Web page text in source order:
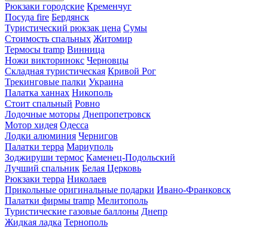
Рюкзаки городские Кременчуг
Посуда fire Бердянск
Туристический рюкзак цена Сумы
Стоимость спальных Житомир
Термосы tramp Винница
Ножи викторинокс Черновцы
Складная туристическая Кривой Рог
Трекинговые палки Украина
Палатка ханнах Никополь
Стоит спальный Ровно
Лодочные моторы Днепропетровск
Мотор хидея Одесса
Лодки алюминия Чернигов
Палатки терра Мариуполь
Зоджируши термос Каменец-Подольский
Лучший спальник Белая Церковь
Рюкзаки терра Николаев
Прикольные оригинальные подарки Ивано-Франковск
Палатки фирмы tramp Мелитополь
Туристические газовые баллоны Днепр
Жидкая ладка Тернополь